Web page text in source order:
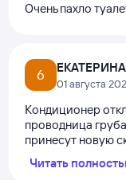
Очень пахло
6 ЕКАТЕРИНА
01 августа
Кондиционер
проводница
принесут новую
Читать